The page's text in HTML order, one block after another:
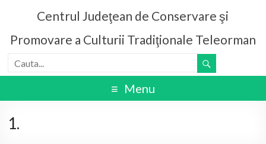
Centrul Judeţean de Conservare şi
Promovare a Culturii Tradiţionale Teleorman
Menu
1.